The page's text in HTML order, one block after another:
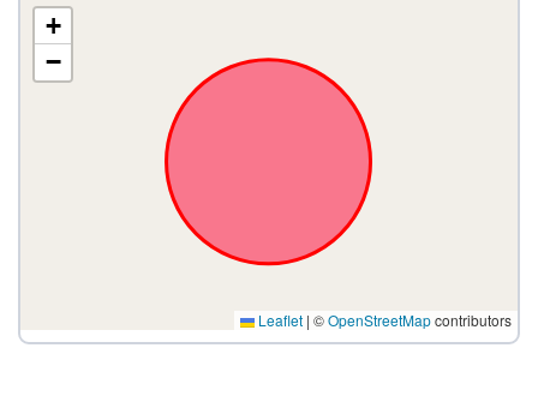
+
−
Leaflet | ©OpenStreetMapcontributors